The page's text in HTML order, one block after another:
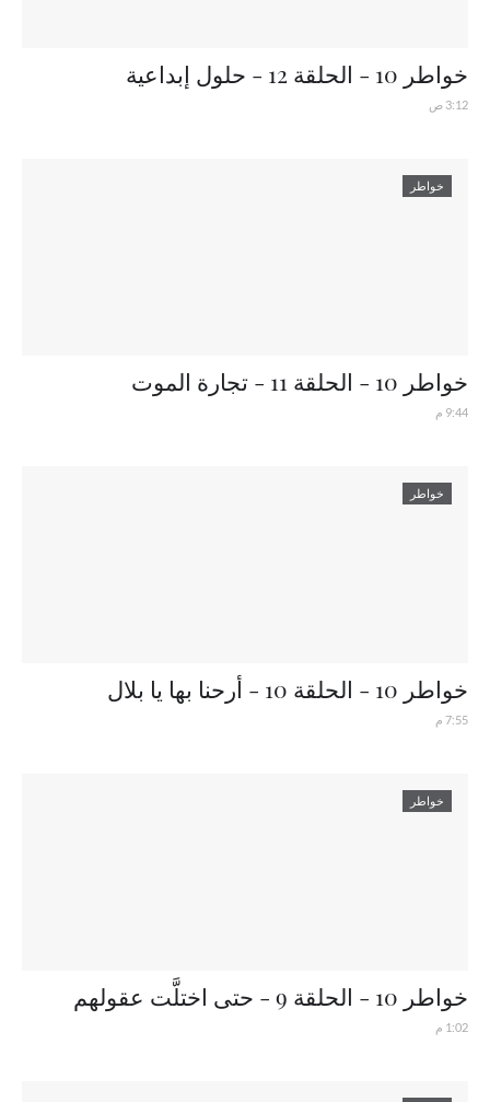
خواطر 10 - الحلقة 12 - حلول إبداعية
3:12 ص
خواطر
خواطر 10 - الحلقة 11 - تجارة الموت
9:44 م
خواطر
خواطر 10 - الحلقة 10 - أرحنا بها يا بلال
7:55 م
خواطر
خواطر 10 - الحلقة 9 - حتى اختلَّت عقولهم
1:02 م